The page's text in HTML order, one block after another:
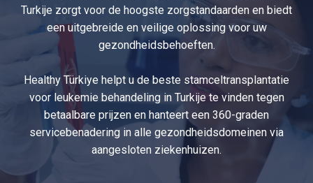
Turkije zorgt voor de hoogste zorgstandaarden en biedt
een uitgebreide en veilige oplossing voor uw
gezondheidsbehoeften.
Healthy Türkiye helpt u de beste stamceltransplantatie
voor leukemie behandeling in Turkije te vinden tegen
betaalbare prijzen en hanteert een 360-graden
servicebenadering in alle gezondheidsdomeinen via
aangesloten ziekenhuizen.